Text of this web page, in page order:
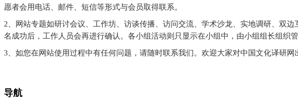
愿者会用电话、邮件、短信等形式与会员取得联系。
2、网站专题如研讨会议、工作坊、访谈传播、访问交流、学术沙龙、实地调研、双
名成功后，工作人员会再进行确认。各小组活动则只显示在小组中，由小组组长组织
3、如您在网站使用过程中有任何问题，请随时联系我们。欢迎大家对中国文化译研网
导航